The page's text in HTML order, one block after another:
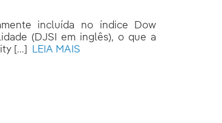
incluída no índice Dow
(DJSI em inglês), o que a
[...]
LEIA MAIS